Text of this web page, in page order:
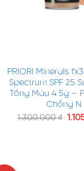
PRIORI Minerals
Spectrum SPF 25
Tông Màu 4 5g –
Chống N
1.300.000₫